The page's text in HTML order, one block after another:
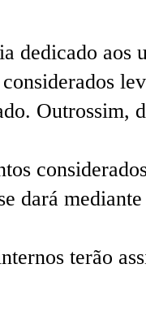
dedicado
Outrossim,
dará
terão